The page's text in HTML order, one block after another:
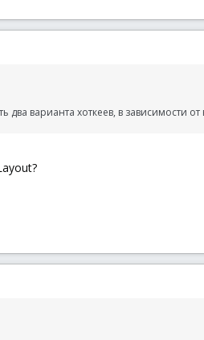
варианта хоткеев, в зависимости